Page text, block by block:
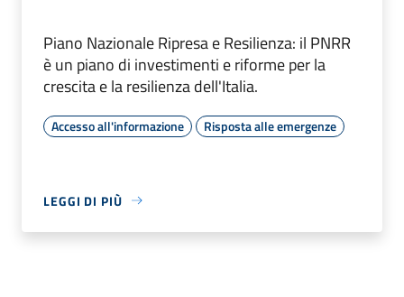
Piano Nazionale Ripresa e Resilienza: il PNRR
è un piano di investimenti e riforme per la
crescita e la resilienza dell'Italia.
Accesso all'informazione Risposta alle emergenze
LEGGI DI PIÙ